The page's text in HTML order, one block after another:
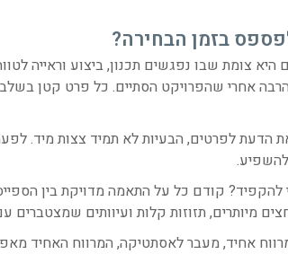
בזמן הבחירה?
היא צומת שבו נפגשים תכנון, ביצוע וראייה
אחרי שהפרויקט הסתיים. כל פרט קטן בשלב
הדעת לפרטים, הבעיות לא תמיד צצות מיד.
קודם כל על התאמה מדויקת בין
מיותרים, תזוזות קלות ועיוותים שמצטברים
אחיד, מעבר לאסתטיקה, המרווח האחיד